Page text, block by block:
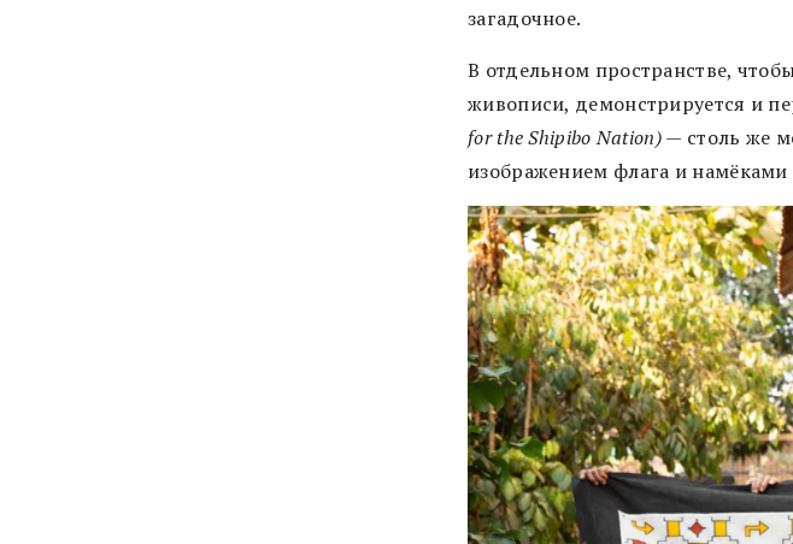
загадочное.
В отдельном пространстве,
живописи, демонстрируется и
for the Shipibo Nation)— столь же
изображением флага и